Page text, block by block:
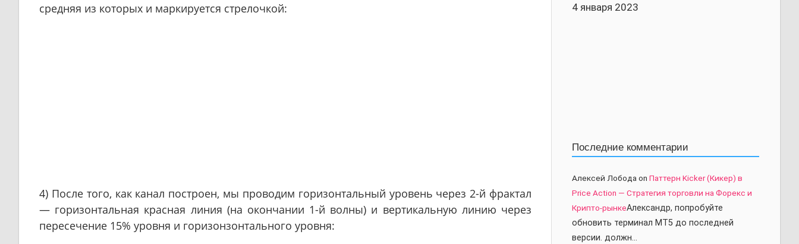
средняя из которых и маркируется стрелочкой:
4) После того, как канал построен, мы проводим горизонтальный уровень через 2-й фрактал
— горизонтальная красная линия (на окончании 1-й волны) и вертикальную линию через
пересечение 15% уровня и горизонзонтального уровня:
4 января 2023
Последние комментарии
Алексей Лободаon Паттерн Kicker (Кикер) в
Price Action — Стратегия торговли на Форекс и
Крипто-рынкеАлександр, попробуйте
обновить терминал МТ5 до последней
версии. должн…